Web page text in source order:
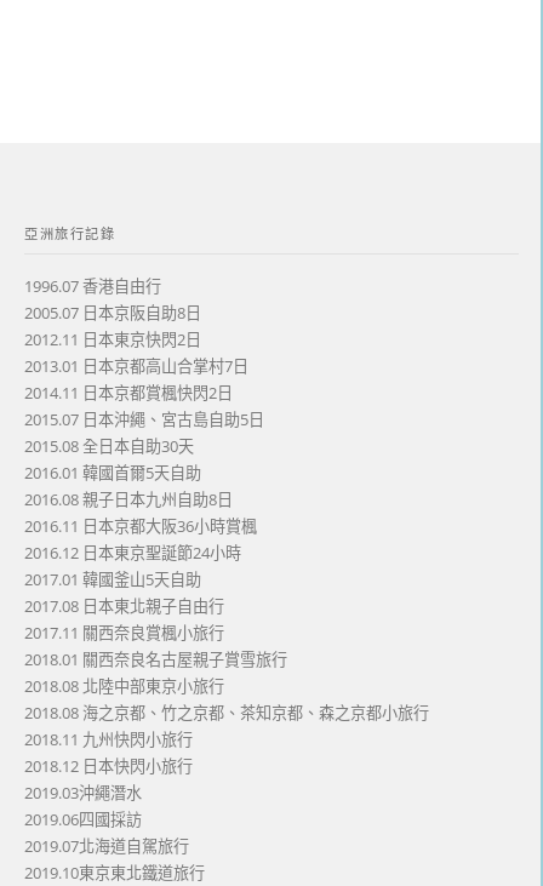
亞洲旅行記錄
1996.07 香港自由行
2005.07 日本京阪自助8日
2012.11 日本東京快閃2日
2013.01 日本京都高山合掌村7日
2014.11 日本京都賞楓快閃2日
2015.07 日本沖繩、宮古島自助5日
2015.08 全日本自助30天
2016.01 韓國首爾5天自助
2016.08 親子日本九州自助8日
2016.11 日本京都大阪36小時賞楓
2016.12 日本東京聖誕節24小時
2017.01 韓國釜山5天自助
2017.08 日本東北親子自由行
2017.11 關西奈良賞楓小旅行
2018.01 關西奈良名古屋親子賞雪旅行
2018.08 北陸中部東京小旅行
2018.08 海之京都、竹之京都、茶知京都、森之京都小旅行
2018.11 九州快閃小旅行
2018.12 日本快閃小旅行
2019.03沖繩潛水
2019.06四國採訪
2019.07北海道自駕旅行
2019.10東京東北鐵道旅行